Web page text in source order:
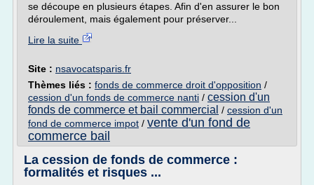
se découpe en plusieurs étapes. Afin d'en assurer le bon
déroulement, mais également pour préserver...
Lire la suite
Site : nsavocatsparis.fr
Thèmes liés : fonds de commerce droit d'opposition /
cession d'un fonds de commerce nanti / cession d'un
fonds de commerce et bail commercial / cession d'un
fond de commerce impot / vente d'un fond de
commerce bail
La cession de fonds de commerce :
formalités et risques ...